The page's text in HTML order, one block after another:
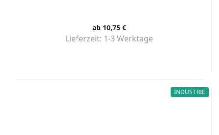
ab 10,75 €
Lieferzeit: 1-3 Werktage
INDUSTRIE